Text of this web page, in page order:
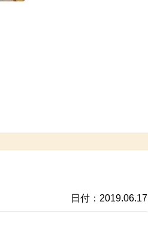
日付：2019.06.17